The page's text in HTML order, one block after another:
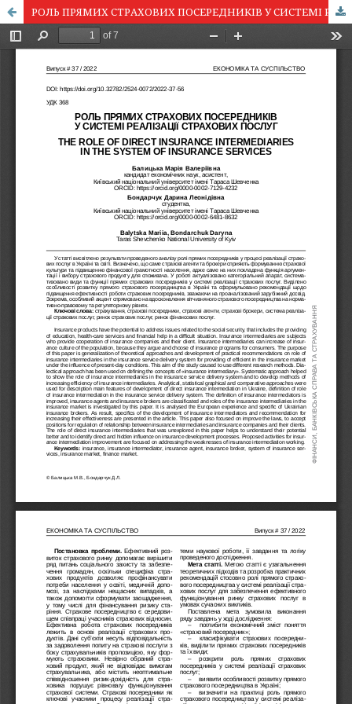
РОЛЬ ПРЯМИХ СТРАХОВИХ ПОСЕРЕДНИКІВ У СИСТЕМІ РЕАЛІЗАЦІЇ СТРАХОВИХ ПОСЛУГ